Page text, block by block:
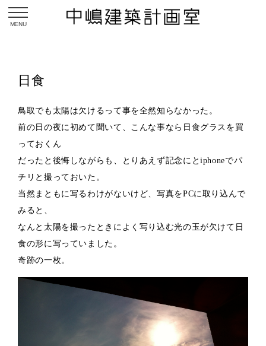
日食
鳥取でも太陽は欠けるって事を全然知らなかった。
前の日の夜に初めて聞いて、こんな事なら日食グラスを買
っておくん
だったと後悔しながらも、とりあえず記念にとiphoneでパ
チリと撮っておいた。
当然まともに写るわけがないけど、写真をPCに取り込んで
みると、
なんと太陽を撮ったときによく写り込む光の玉が欠けて日
食の形に写っていました。
奇跡の一枚。
toggle navigation